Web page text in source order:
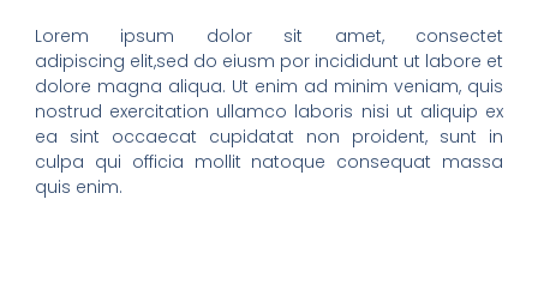
Lorem ipsum dolor sit amet, consectet
adipiscing elit,sed do eiusm por incididunt ut labore et
dolore magna aliqua. Ut enim ad minim veniam, quis
nostrud exercitation ullamco laboris nisi ut aliquip ex
ea sint occaecat cupidatat non proident, sunt in
culpa qui officia mollit natoque consequat massa
quis enim.